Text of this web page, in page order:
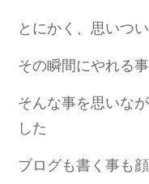
とにかく、思いつい
その瞬間にやれる
そんな事を思いな
した
ブログも書く事も